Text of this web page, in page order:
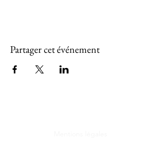
Partager cet événement